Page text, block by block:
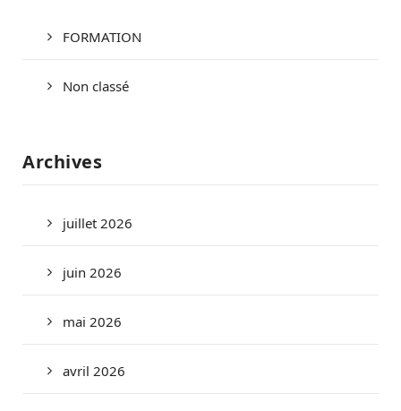
FORMATION
Non classé
Archives
juillet 2026
juin 2026
mai 2026
avril 2026